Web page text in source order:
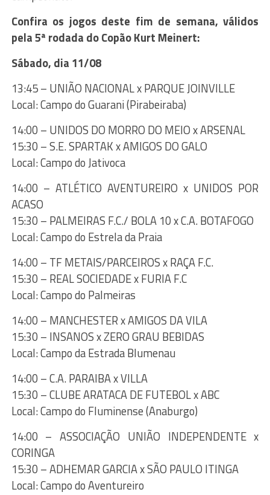
Confira os jogos deste fim de semana, válidos
pela 5ª rodada do Copão Kurt Meinert:
Sábado, dia 11/08
13:45 – UNIÃO NACIONAL x PARQUE JOINVILLE
Local: Campo do Guarani (Pirabeiraba)
14:00 – UNIDOS DO MORRO DO MEIO x ARSENAL
15:30 – S.E. SPARTAK x AMIGOS DO GALO
Local: Campo do Jativoca
14:00 – ATLÉTICO AVENTUREIRO x UNIDOS POR
ACASO
15:30 – PALMEIRAS F.C./ BOLA 10 x C.A. BOTAFOGO
Local: Campo do Estrela da Praia
14:00 – TF METAIS/PARCEIROS x RAÇA F.C.
15:30 – REAL SOCIEDADE x FURIA F.C
Local: Campo do Palmeiras
14:00 – MANCHESTER x AMIGOS DA VILA
15:30 – INSANOS x ZERO GRAU BEBIDAS
Local: Campo da Estrada Blumenau
14:00 – C.A. PARAIBA x VILLA
15:30 – CLUBE ARATACA DE FUTEBOL x ABC
Local: Campo do Fluminense (Anaburgo)
14:00 – ASSOCIAÇÃO UNIÃO INDEPENDENTE x
CORINGA
15:30 – ADHEMAR GARCIA x SÃO PAULO ITINGA
Local: Campo do Aventureiro